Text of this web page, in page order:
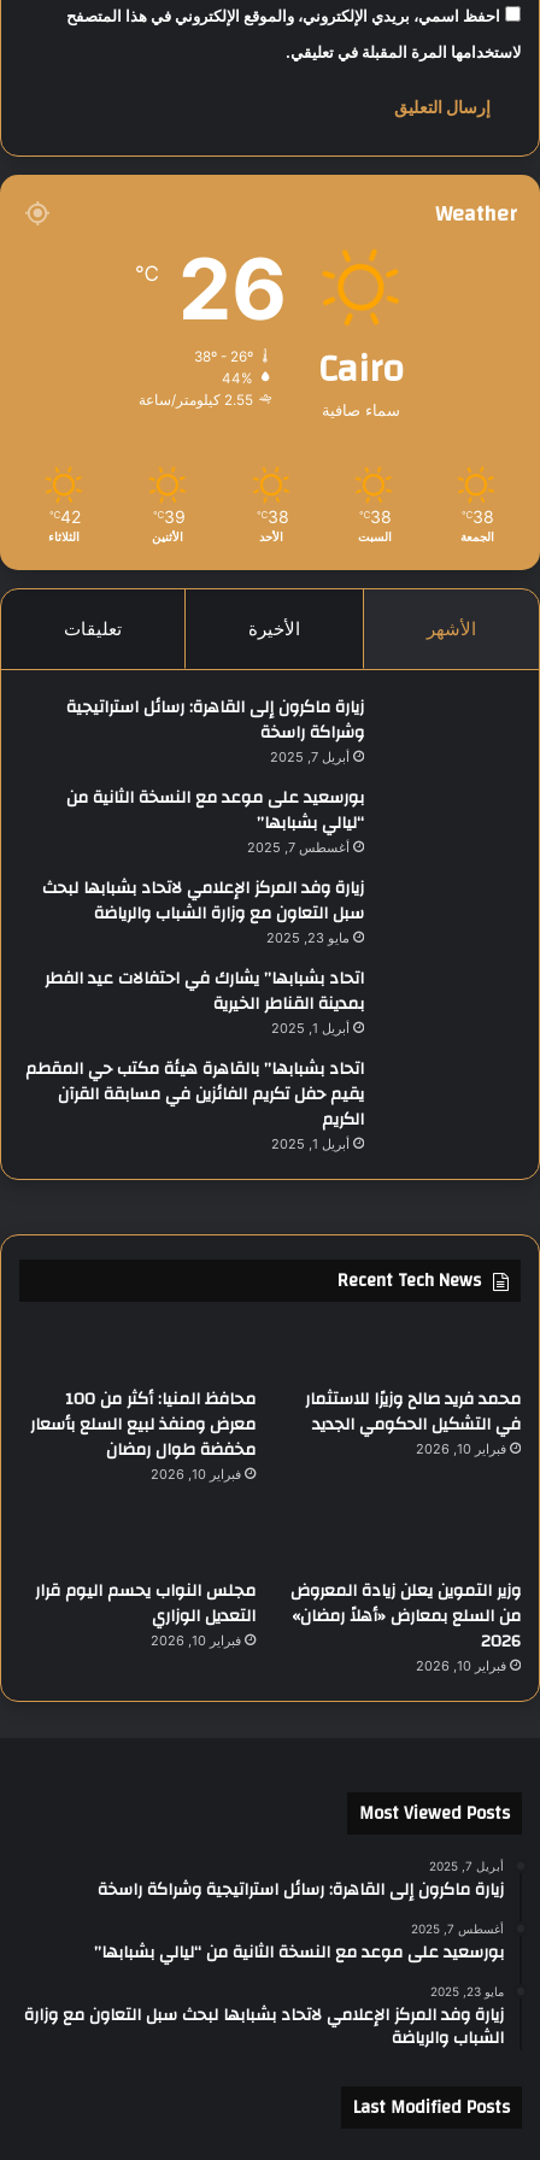
احفظ اسمي، بريدي الإلكتروني، والموقع الإلكتروني في هذا المتصفح
لاستخدامها المرة المقبلة في تعليقي.
Weather
Cairo
سماء صافية
26
℃
38º - 26º
44%
2.55 كيلومتر/ساعة
38
℃
الجمعة
38
℃
السبت
38
℃
الأحد
39
℃
الأثنين
42
℃
الثلاثاء
الأشهر الأخيرة تعليقات
زيارة ماكرون إلى القاهرة: رسائل استراتيجية
وشراكة راسخة
أبريل 7, 2025
بورسعيد على موعد مع النسخة الثانية من
“ليالي بشبابها”
أغسطس 7, 2025
زيارة وفد المركز الإعلامي لاتحاد بشبابها لبحث
سبل التعاون مع وزارة الشباب والرياضة
مايو 23, 2025
اتحاد بشبابها” يشارك في احتفالات عيد الفطر
بمدينة القناطر الخيرية
أبريل 1, 2025
اتحاد بشبابها” بالقاهرة هيئة مكتب حي المقطم
يقيم حفل تكريم الفائزين في مسابقة القرآن
الكريم
أبريل 1, 2025
Recent Tech News
محمد فريد صالح وزيرًا للاستثمار
في التشكيل الحكومي الجديد
فبراير 10, 2026
محافظ المنيا: أكثر من 100
معرض ومنفذ لبيع السلع بأسعار
مخفضة طوال رمضان
فبراير 10, 2026
وزير التموين يعلن زيادة المعروض
من السلع بمعارض «أهلاً رمضان»
2026
فبراير 10, 2026
مجلس النواب يحسم اليوم قرار
التعديل الوزاري
فبراير 10, 2026
Most Viewed Posts
أبريل 7, 2025
زيارة ماكرون إلى القاهرة: رسائل استراتيجية وشراكة راسخة
أغسطس 7, 2025
بورسعيد على موعد مع النسخة الثانية من “ليالي بشبابها”
مايو 23, 2025
زيارة وفد المركز الإعلامي لاتحاد بشبابها لبحث سبل التعاون مع وزارة
الشباب والرياضة
Last Modified Posts